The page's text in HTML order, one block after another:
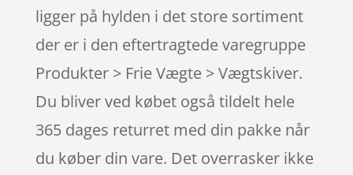
ligger på hylden i det store sortiment
der er i den eftertragtede varegruppe
Produkter > Frie Vægte > Vægtskiver.
Du bliver ved købet også tildelt hele
365 dages returret med din pakke når
du køber din vare. Det overrasker ikke